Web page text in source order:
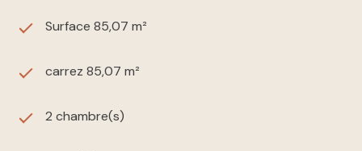
Surface 85,07 m²
carrez 85,07 m²
2 chambre(s)